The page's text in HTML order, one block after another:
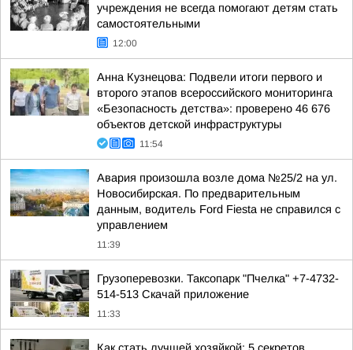
учреждения не всегда помогают детям стать
самостоятельными
12:00
Анна Кузнецова: Подвели итоги первого и
второго этапов всероссийского мониторинга
«Безопасность детства»: проверено 46 676
объектов детской инфраструктуры
11:54
Авария произошла возле дома №25/2 на ул.
Новосибирская. По предварительным
данным, водитель Ford Fiesta не справился с
управлением
11:39
Грузоперевозки. Таксопарк "Пчелка" +7-4732-
514-513 Скачай приложение
11:33